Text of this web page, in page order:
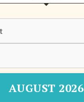
AUGUST 2026